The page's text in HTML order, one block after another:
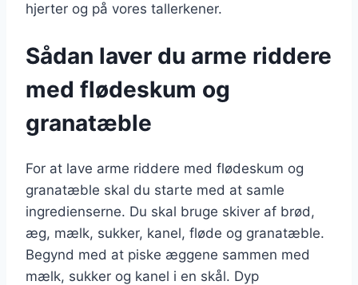
hjerter og på vores tallerkener.
Sådan laver du arme riddere
med flødeskum og
granatæble
For at lave arme riddere med flødeskum og
granatæble skal du starte med at samle
ingredienserne. Du skal bruge skiver af brød,
æg, mælk, sukker, kanel, fløde og granatæble.
Begynd med at piske æggene sammen med
mælk, sukker og kanel i en skål. Dyp